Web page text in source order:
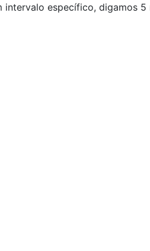
intervalo específico, digamos 5